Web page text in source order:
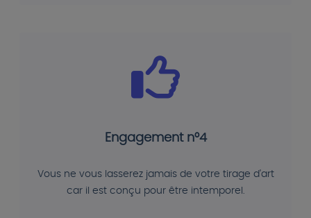
Engagement n°4
Vous ne vous lasserez jamais de votre tirage d'art
car il est conçu pour être intemporel.